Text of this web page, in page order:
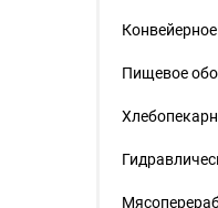
Glo Brite®" 7560 RU-
Пищевое